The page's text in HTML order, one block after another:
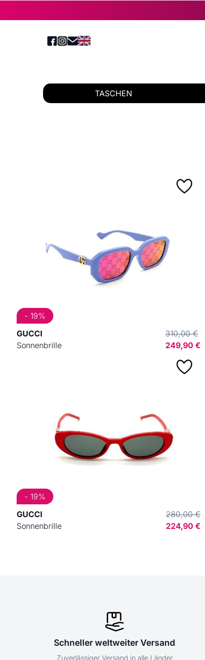
TASCHEN
GUCCI
Sonnenbrille
310,00 €
249,90 €
- 19%
GUCCI
Sonnenbrille
280,00 €
224,90 €
- 19%
Schneller weltweiter Versand
Zuverlässiger Versand in alle Länder